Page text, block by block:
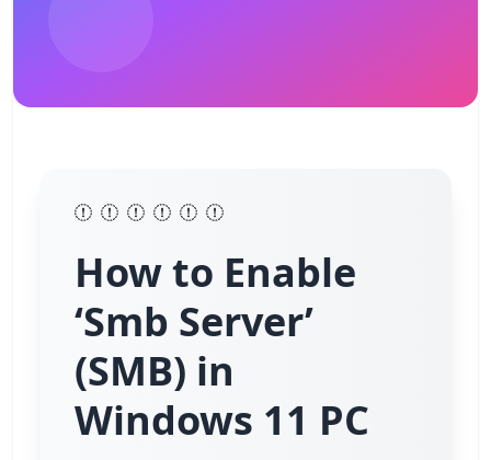
How to Enable
‘Smb Server’
(SMB) in
Windows 11 PC